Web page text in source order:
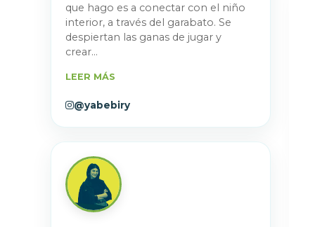
que hago es a conectar con el niño
interior, a través del garabato. Se
despiertan las ganas de jugar y
crear...
LEER MÁS
@yabebiry